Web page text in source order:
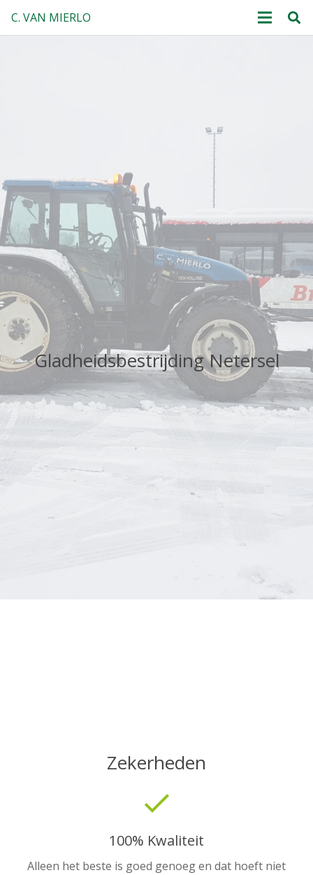
C. VAN MIERLO
Gladheidsbestrijding Netersel
Zekerheden
done
100% Kwaliteit
Alleen het beste is goed genoeg en dat hoeft niet